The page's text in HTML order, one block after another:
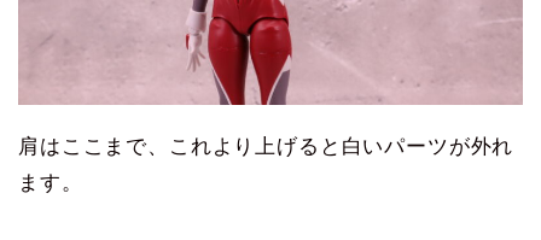
肩はここまで、これより上げると白いパーツが外れ
ます。